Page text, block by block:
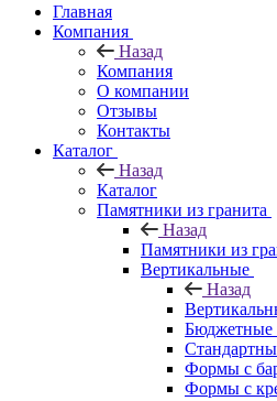
Главная
Компания
Назад
Компания
О компании
Отзывы
Контакты
Каталог
Назад
Каталог
Памятники из гранита
Назад
Памятники из
Вертикальные
Назад
Бюджетные
Формы с
Формы с